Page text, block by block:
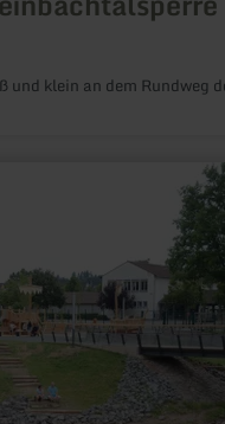
und klein an dem Rundweg